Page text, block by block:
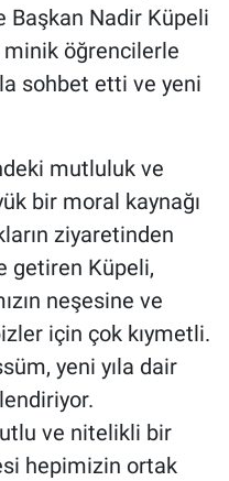
Başkan Nadir Küpeli
öğrencilerle
sohbet etti ve yeni
mutluluk ve
bir moral kaynağı
ziyaretinden
getiren Küpeli,
neşesine ve
için çok kıymetli.
yeni yıla dair
ve nitelikli bir
hepimizin ortak